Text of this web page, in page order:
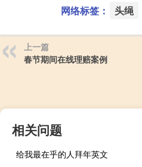
网络标签： 头绳
上一篇
春节期间在线理赔案例
相关问题
给我最在乎的人拜年英文